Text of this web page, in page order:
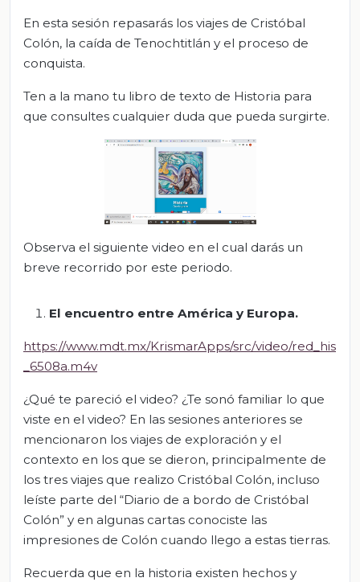
En esta sesión repasarás los viajes de Cristóbal
Colón, la caída de Tenochtitlán y el proceso de
conquista.
Ten a la mano tu libro de texto de Historia para
que consultes cualquier duda que pueda surgirte.
Observa el siguiente video en el cual darás un
breve recorrido por este periodo.
El encuentro entre América y Europa.
https://www.mdt.mx/KrismarApps/src/video/red_his
_6508a.m4v
¿Qué te pareció el video? ¿Te sonó familiar lo que
viste en el video? En las sesiones anteriores se
mencionaron los viajes de exploración y el
contexto en los que se dieron, principalmente de
los tres viajes que realizo Cristóbal Colón, incluso
leíste parte del “Diario de a bordo de Cristóbal
Colón” y en algunas cartas conociste las
impresiones de Colón cuando llego a estas tierras.
Recuerda que en la historia existen hechos y